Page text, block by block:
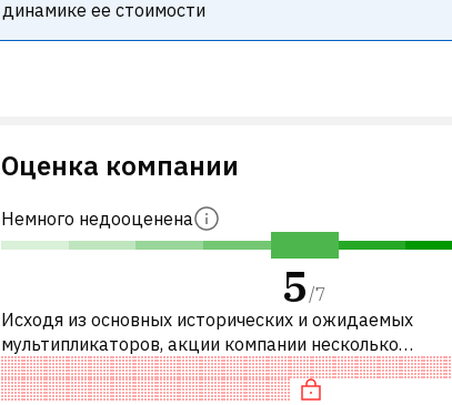
динамике ее стоимости
Оценка компании
Немного недооценена
5/7
Исходя из основных исторических и ожидаемых
мультипликаторов, акции компании несколько
недооценены по сравнению с аналогичными
компаниями. В частности, акция нейтрально о